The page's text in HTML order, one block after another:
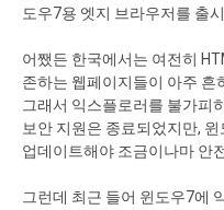
도우7용 엣지 브라우저를 출
어쨌든 한국에서는 여전히
존하는 웹페이지들이 아주 흔
그래서 익스플로러를 불가피
보안 지원은 종료되었지만,
업데이트해야 조금이나마 안
그런데 최근 들어 윈도우7에